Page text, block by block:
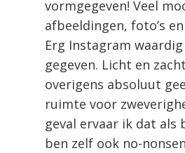
vormgegeven! Veel
afbeeldingen, foto’s
Erg Instagram
gegeven. Licht en
overigens absoluut
ruimte voor
geval ervaar ik dat als
ben zelf ook no-